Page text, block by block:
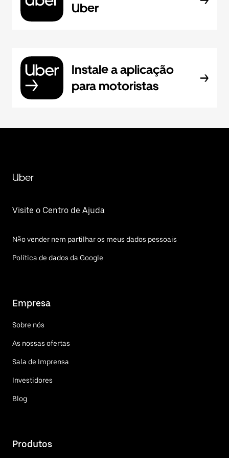
Uber
Instale a aplicação
para motoristas
Uber
Visite o Centro de Ajuda
Não vender nem partilhar os meus dados pessoais
Política de dados da Google
Empresa
Sobre nós
As nossas ofertas
Sala de Imprensa
Investidores
Blog
Produtos